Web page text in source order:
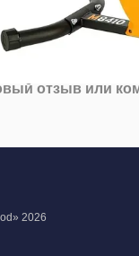
отзыв или
2026